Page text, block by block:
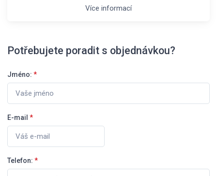
Více informací
Potřebujete poradit s objednávkou?
Jméno: *
E-mail *
Telefon: *